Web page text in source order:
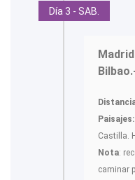
Día 3 - SAB.
Paisajes:
Castilla.
Nota:
caminar